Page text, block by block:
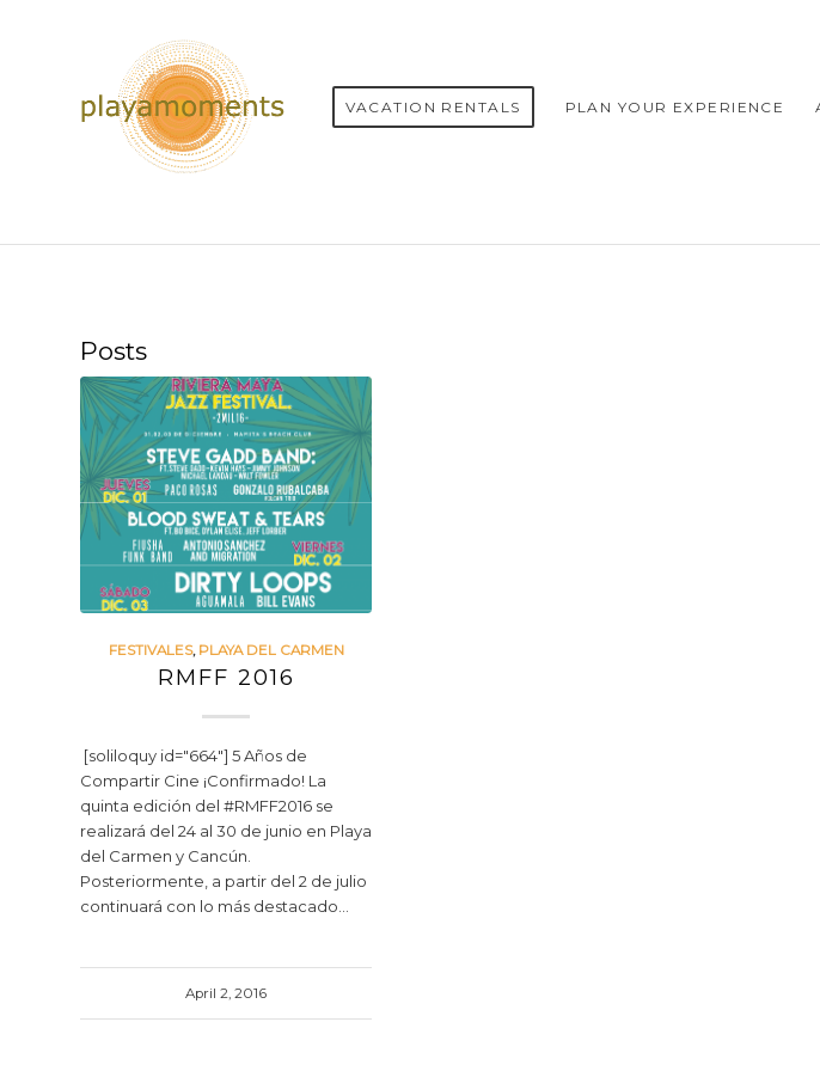
VACATION RENTALS PLAN YOUR EXPERIENCE
Posts
FESTIVALES, PLAYA DEL CARMEN
RMFF 2016
[soliloquy id="664"] 5 Años de
Compartir Cine ¡Confirmado! La
quinta edición del ‪#‎RMFF2016‬ se
realizará del 24 al 30 de junio en Playa
del Carmen y Cancún.
Posteriormente, a partir del 2 de julio
continuará con lo más destacado…
April 2, 2016